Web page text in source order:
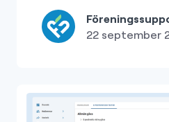
22 september